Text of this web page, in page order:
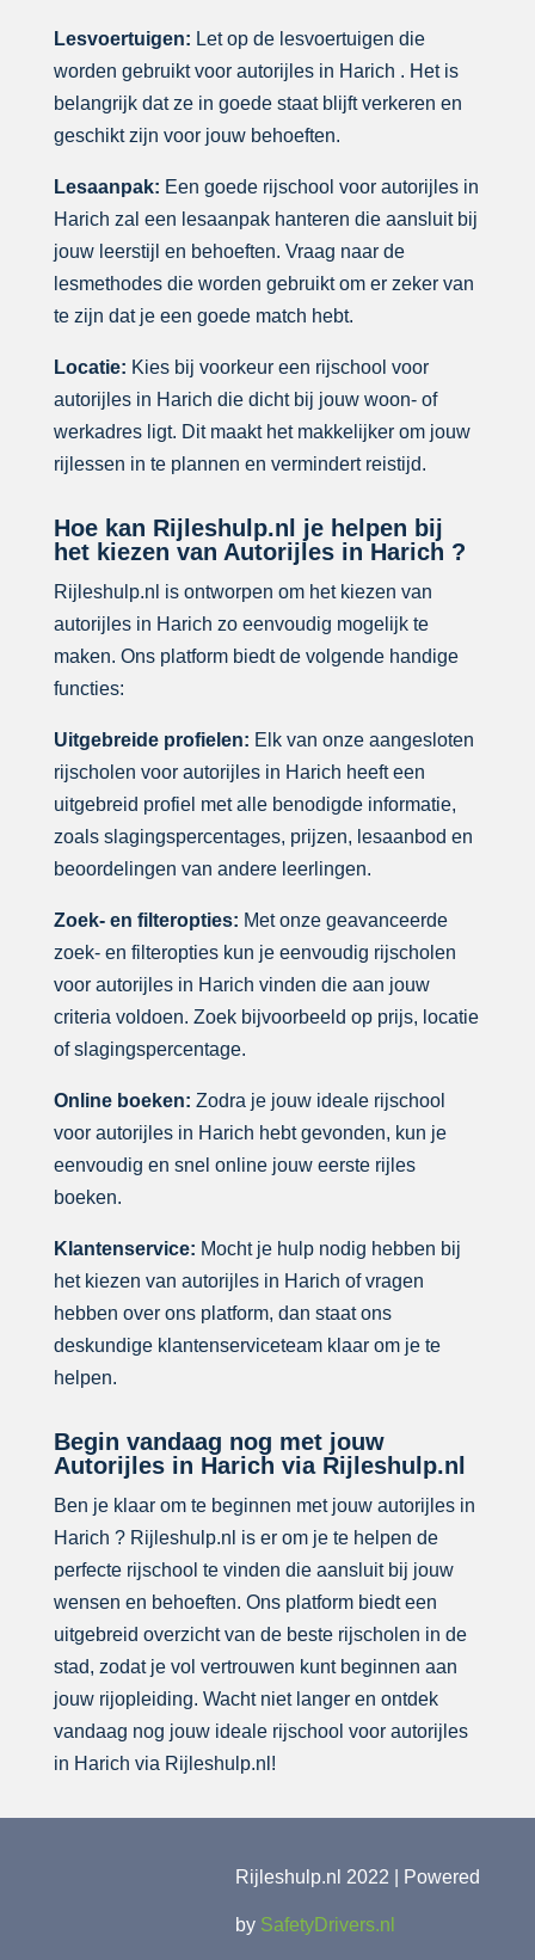
Lesvoertuigen: Let op de lesvoertuigen die
worden gebruikt voor autorijles in Harich . Het is
belangrijk dat ze in goede staat blijft verkeren en
geschikt zijn voor jouw behoeften.
Lesaanpak: Een goede rijschool voor autorijles in
Harich zal een lesaanpak hanteren die aansluit bij
jouw leerstijl en behoeften. Vraag naar de
lesmethodes die worden gebruikt om er zeker van
te zijn dat je een goede match hebt.
Locatie: Kies bij voorkeur een rijschool voor
autorijles in Harich die dicht bij jouw woon- of
werkadres ligt. Dit maakt het makkelijker om jouw
rijlessen in te plannen en vermindert reistijd.
Hoe kan Rijleshulp.nl je helpen bij
het kiezen van Autorijles in Harich ?
Rijleshulp.nl is ontworpen om het kiezen van
autorijles in Harich zo eenvoudig mogelijk te
maken. Ons platform biedt de volgende handige
functies:
Uitgebreide profielen: Elk van onze aangesloten
rijscholen voor autorijles in Harich heeft een
uitgebreid profiel met alle benodigde informatie,
zoals slagingspercentages, prijzen, lesaanbod en
beoordelingen van andere leerlingen.
Zoek- en filteropties: Met onze geavanceerde
zoek- en filteropties kun je eenvoudig rijscholen
voor autorijles in Harich vinden die aan jouw
criteria voldoen. Zoek bijvoorbeeld op prijs, locatie
of slagingspercentage.
Online boeken: Zodra je jouw ideale rijschool
voor autorijles in Harich hebt gevonden, kun je
eenvoudig en snel online jouw eerste rijles
boeken.
Klantenservice: Mocht je hulp nodig hebben bij
het kiezen van autorijles in Harich of vragen
hebben over ons platform, dan staat ons
deskundige klantenserviceteam klaar om je te
helpen.
Begin vandaag nog met jouw
Autorijles in Harich via Rijleshulp.nl
Ben je klaar om te beginnen met jouw autorijles in
Harich ? Rijleshulp.nl is er om je te helpen de
perfecte rijschool te vinden die aansluit bij jouw
wensen en behoeften. Ons platform biedt een
uitgebreid overzicht van de beste rijscholen in de
stad, zodat je vol vertrouwen kunt beginnen aan
jouw rijopleiding. Wacht niet langer en ontdek
vandaag nog jouw ideale rijschool voor autorijles
in Harich via Rijleshulp.nl!
Rijleshulp.nl 2022 | Powered
by SafetyDrivers.nl